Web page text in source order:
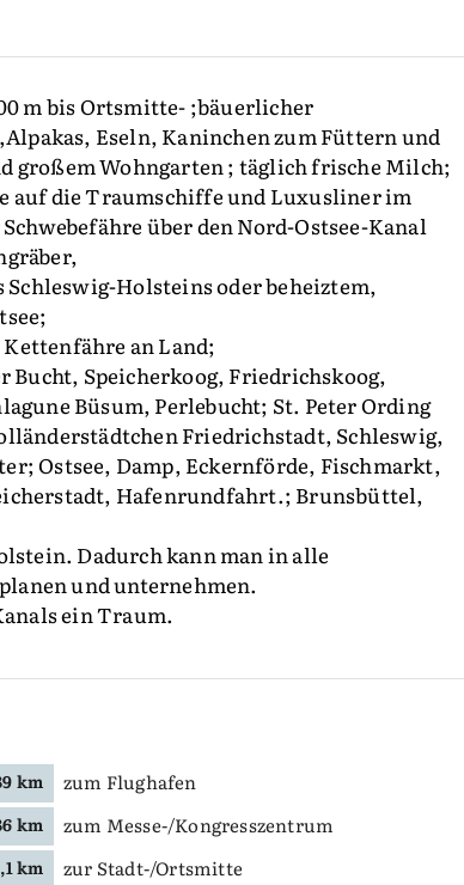
m bis Ortsmitte- ;bäuerlicher
Eseln, Kaninchen zum Füttern und
großem Wohngarten ; täglich frische Milch;
auf die Traumschiffe und Luxusliner im
über den Nord-Ostsee-Kanal
Holsteins oder beheiztem,
an Land;
Bucht, Speicherkoog, Friedrichskoog,
Büsum, Perlebucht; St. Peter Ording
Friedrichstadt, Schleswig,
Ostsee, Damp, Eckernförde, Fischmarkt,
Hafenrundfahrt.; Brunsbüttel,
Dadurch kann man in alle
und unternehmen.
ein Traum.
km
zum Flughafen
km
zum Messe-/Kongresszentrum
km zur Stadt-/Ortsmitte